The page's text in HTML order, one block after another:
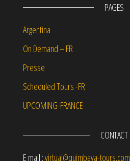
PAGES
Argentina
On Demand – FR
Presse
Scheduled Tours -FR
UPCOMING-FRANCE
CONTACT
E mail :virtual@quimbaya-tours.com